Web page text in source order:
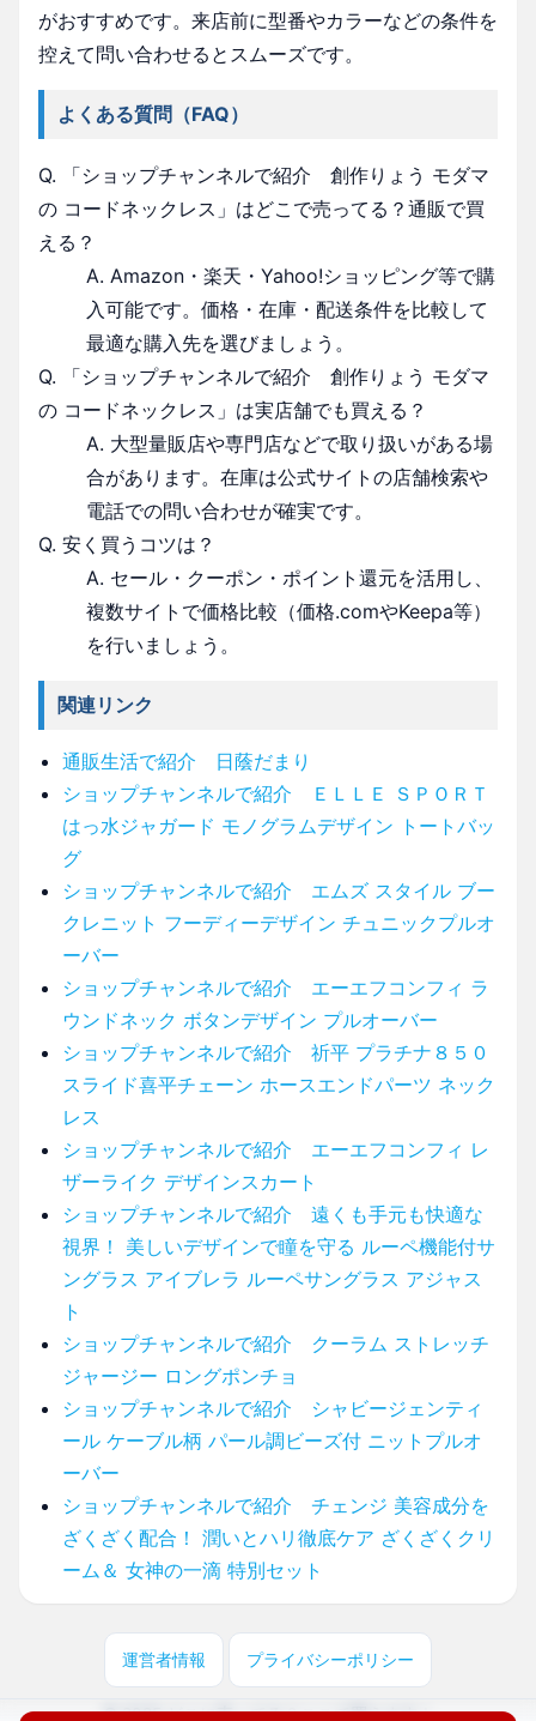
がおすすめです。来店前に型番やカラーなどの条件を
控えて問い合わせるとスムーズです。
よくある質問（FAQ）
Q. 「ショップチャンネルで紹介 創作りょう モダマ
の コードネックレス」はどこで売ってる？通販で買
える？
A. Amazon・楽天・Yahoo!ショッピング等で購
入可能です。価格・在庫・配送条件を比較して
最適な購入先を選びましょう。
Q. 「ショップチャンネルで紹介 創作りょう モダマ
の コードネックレス」は実店舗でも買える？
A. 大型量販店や専門店などで取り扱いがある場
合があります。在庫は公式サイトの店舗検索や
電話での問い合わせが確実です。
Q. 安く買うコツは？
A. セール・クーポン・ポイント還元を活用し、
複数サイトで価格比較（価格.comやKeepa等）
を行いましょう。
関連リンク
通販生活で紹介 日蔭だまり
ショップチャンネルで紹介 ＥＬＬＥ ＳＰＯＲＴ
はっ水ジャガード モノグラムデザイン トートバッ
グ
ショップチャンネルで紹介 エムズ スタイル ブー
クレニット フーディーデザイン チュニックプルオ
ーバー
ショップチャンネルで紹介 エーエフコンフィ ラ
ウンドネック ボタンデザイン プルオーバー
ショップチャンネルで紹介 祈平 プラチナ８５０
スライド喜平チェーン ホースエンドパーツ ネック
レス
ショップチャンネルで紹介 エーエフコンフィ レ
ザーライク デザインスカート
ショップチャンネルで紹介 遠くも手元も快適な
視界！ 美しいデザインで瞳を守る ルーペ機能付サ
ングラス アイブレラ ルーペサングラス アジャス
ト
ショップチャンネルで紹介 クーラム ストレッチ
ジャージー ロングポンチョ
ショップチャンネルで紹介 シャビージェンティ
ール ケーブル柄 パール調ビーズ付 ニットプルオ
ーバー
ショップチャンネルで紹介 チェンジ 美容成分を
ざくざく配合！ 潤いとハリ徹底ケア ざくざくクリ
ーム＆ 女神の一滴 特別セット
運営者情報 プライバシーポリシー
© 2025 どこに売ってる？ここで買えます！